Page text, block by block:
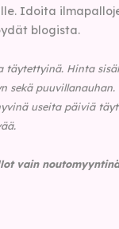
Idoita
blogista.
täytettyinä. Hinta
sekä puuvillanauhan.
useita päiviä
vain